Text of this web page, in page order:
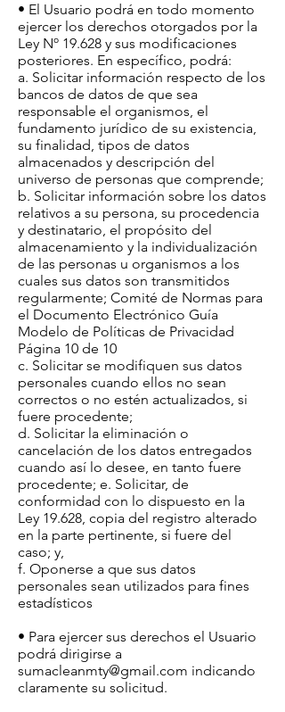
• El Usuario podrá en todo momento
ejercer los derechos otorgados por la
Ley Nº 19.628 y sus modificaciones
posteriores. En específico, podrá:
a. Solicitar información respecto de los
bancos de datos de que sea
responsable el organismos, el
fundamento jurídico de su existencia,
su finalidad, tipos de datos
almacenados y descripción del
universo de personas que comprende;
b. Solicitar información sobre los datos
relativos a su persona, su procedencia
y destinatario, el propósito del
almacenamiento y la individualización
de las personas u organismos a los
cuales sus datos son transmitidos
regularmente; Comité de Normas para
el Documento Electrónico Guía
Modelo de Políticas de Privacidad
Página 10 de 10
c. Solicitar se modifiquen sus datos
personales cuando ellos no sean
correctos o no estén actualizados, si
fuere procedente;
d. Solicitar la eliminación o
cancelación de los datos entregados
cuando así lo desee, en tanto fuere
procedente; e. Solicitar, de
conformidad con lo dispuesto en la
Ley 19.628, copia del registro alterado
en la parte pertinente, si fuere del
caso; y,
f. Oponerse a que sus datos
personales sean utilizados para fines
estadísticos
• Para ejercer sus derechos el Usuario
podrá dirigirse a
sumacleanmty@gmail.com indicando
claramente su solicitud.